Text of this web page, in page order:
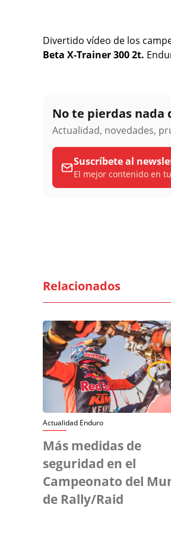
Divertido vídeo de los
Beta X-Trainer 300 2t.
No te pierdas nada
Actualidad, novedades,
Suscríbete al
El mejor contenido en
Relacionados
Actualidad Enduro
Más medidas de
seguridad en el
Campeonato del
de Rally/Raid